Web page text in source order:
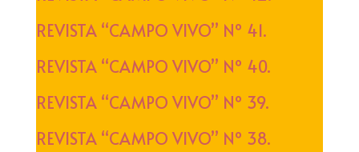
REVISTA “CAMPO VIVO” Nº 41.
REVISTA “CAMPO VIVO” Nº 40.
REVISTA “CAMPO VIVO” Nº 39.
REVISTA “CAMPO VIVO” Nº 38.